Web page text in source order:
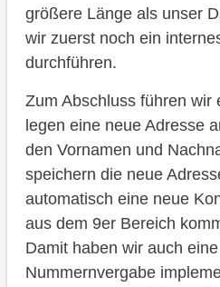
größere Länge als unser
wir zuerst noch ein
durchführen.
Zum Abschluss führen wir
legen eine neue Adresse
den Vornamen und
speichern die neue
automatisch eine neue
aus dem 9er Bereich
Damit haben wir auch
Nummernvergabe